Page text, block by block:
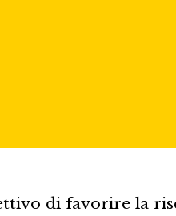
di favorire la